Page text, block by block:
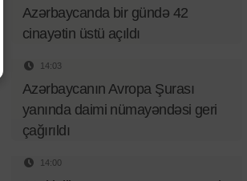
Azərbaycanda bir gündə 42
cinayətin üstü açıldı
14:03
Azərbaycanın Avropa Şurası
yanında daimi nümayəndəsi geri
çağırıldı
14:00